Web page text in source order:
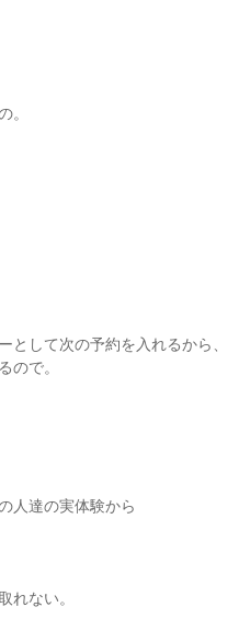
。
して次の予約を入れるから、
ので。
人達の実体験から
れない。